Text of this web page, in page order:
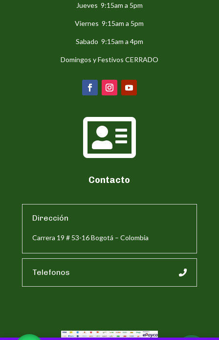
Jueves 9:15am a 5pm
Viernes 9:15am a 5pm
Sabado 9:15am a 4pm
Domingos y Festivos CERRADO

Contacto
Dirección
Carrera 19 # 53-16 Bogotá – Colombia
Telefonos